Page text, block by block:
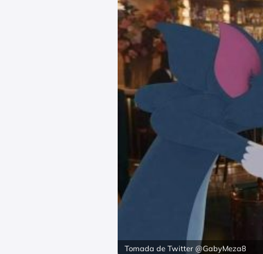
Tomada de Twitter @GabyMeza8